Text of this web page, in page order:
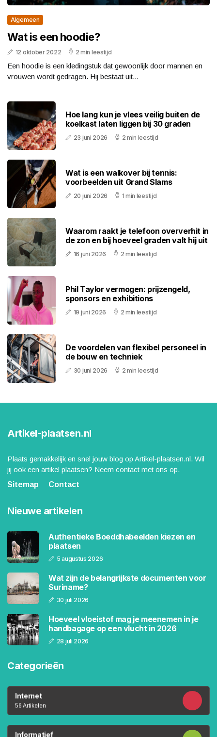
Algemeen
Wat is een hoodie?
12 oktober 2022 2 min leestijd
Een hoodie is een kledingstuk dat gewoonlijk door mannen en
vrouwen wordt gedragen. Hij bestaat uit...
Hoe lang kun je vlees veilig buiten de
koelkast laten liggen bij 30 graden
23 juni 2026 2 min leestijd
Wat is een walkover bij tennis:
voorbeelden uit Grand Slams
20 juni 2026 1 min leestijd
Waarom raakt je telefoon oververhit in
de zon en bij hoeveel graden valt hij uit
16 juni 2026 2 min leestijd
Phil Taylor vermogen: prijzengeld,
sponsors en exhibitions
19 juni 2026 2 min leestijd
De voordelen van flexibel personeel in
de bouw en techniek
30 juni 2026 2 min leestijd
Artikel-plaatsen.nl
Plaats gemakkelijk en snel jouw blog op Artikel-plaatsen.nl. Wil
jij ook een artikel plaatsen? Neem contact met ons op.
Sitemap
Contact
Nieuwe artikelen
Authentieke Boeddhabeelden kiezen en
plaatsen
5 augustus 2026
Wat zijn de belangrijkste documenten voor
Suriname?
30 juli 2026
Hoeveel vloeistof mag je meenemen in je
handbagage op een vlucht in 2026
28 juli 2026
Categorieën
Internet
56 Artikelen
Informatief